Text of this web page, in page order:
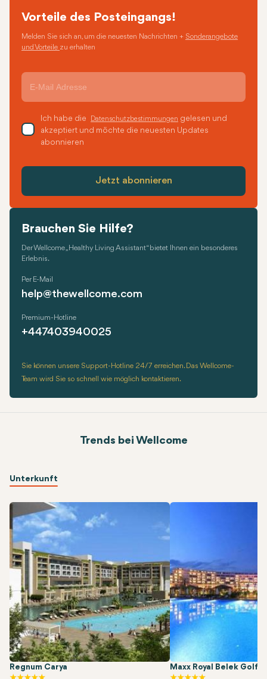
Vorteile des Posteingangs!
Melden Sie sich an, um die neuesten Nachrichten + Sonderangebote
und Vorteile zu erhalten
Ich habe die Datenschutzbestimmungen gelesen und
akzeptiert und möchte die neuesten Updates
abonnieren
Jetzt abonnieren
Brauchen Sie Hilfe?
Der Wellcome „Healthy Living Assistant“ bietet Ihnen ein besonderes
Erlebnis.
Per E-Mail
help@thewellcome.com
Premium-Hotline
+447403940025
Sie können unsere Support-Hotline 24/7 erreichen. Das Wellcome-
Team wird Sie so schnell wie möglich kontaktieren.
Trends bei Wellcome
Unterkunft
Regnum Carya Maxx Royal Belek Golf